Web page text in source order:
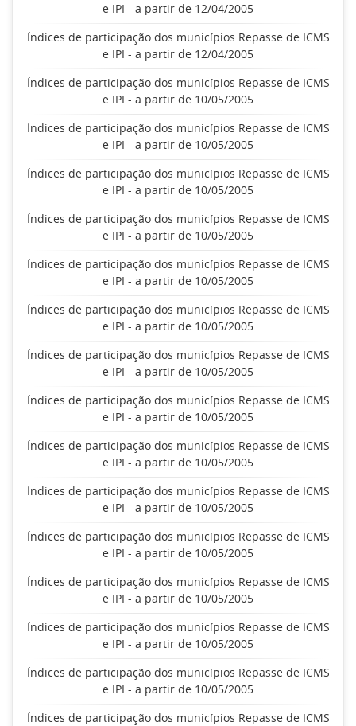
e IPI - a partir de 12/04/2005
Índices de participação dos municípios Repasse de ICMS
e IPI - a partir de 12/04/2005
Índices de participação dos municípios Repasse de ICMS
e IPI - a partir de 10/05/2005
Índices de participação dos municípios Repasse de ICMS
e IPI - a partir de 10/05/2005
Índices de participação dos municípios Repasse de ICMS
e IPI - a partir de 10/05/2005
Índices de participação dos municípios Repasse de ICMS
e IPI - a partir de 10/05/2005
Índices de participação dos municípios Repasse de ICMS
e IPI - a partir de 10/05/2005
Índices de participação dos municípios Repasse de ICMS
e IPI - a partir de 10/05/2005
Índices de participação dos municípios Repasse de ICMS
e IPI - a partir de 10/05/2005
Índices de participação dos municípios Repasse de ICMS
e IPI - a partir de 10/05/2005
Índices de participação dos municípios Repasse de ICMS
e IPI - a partir de 10/05/2005
Índices de participação dos municípios Repasse de ICMS
e IPI - a partir de 10/05/2005
Índices de participação dos municípios Repasse de ICMS
e IPI - a partir de 10/05/2005
Índices de participação dos municípios Repasse de ICMS
e IPI - a partir de 10/05/2005
Índices de participação dos municípios Repasse de ICMS
e IPI - a partir de 10/05/2005
Índices de participação dos municípios Repasse de ICMS
e IPI - a partir de 10/05/2005
Índices de participação dos municípios Repasse de ICMS